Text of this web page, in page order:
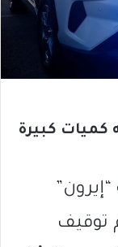
كميات كبيرة
توقيف